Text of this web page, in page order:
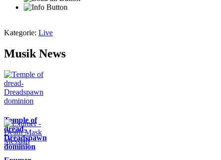
Kategorie: Live
Musik News
Temple of
dread-
Dreadspawn
dominion